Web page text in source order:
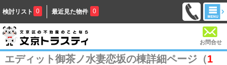
検討リスト 0 最近見た物件 0
お問合せ
エディット御茶ノ水妻恋坂の棟詳細ページ（1